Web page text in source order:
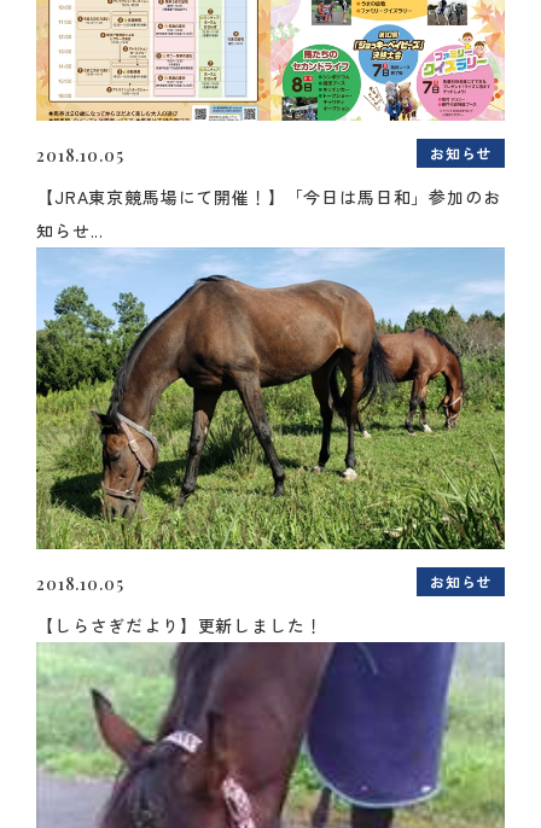
2018.10.05 お知らせ
【JRA東京競馬場にて開催！】「今日は馬日和」参加のお
知らせ...
2018.10.05 お知らせ
【しらさぎだより】更新しました！